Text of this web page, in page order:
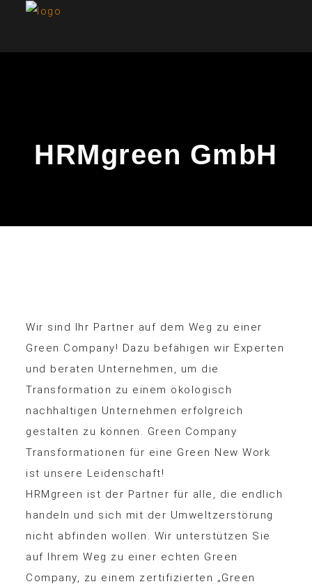
HRMgreen GmbH
Wir sind Ihr Partner auf dem Weg zu einer
Green Company! Dazu befähigen wir Experten
und beraten Unternehmen, um die
Transformation zu einem ökologisch
nachhaltigen Unternehmen erfolgreich
gestalten zu können. Green Company
Transformationen für eine Green New Work
ist unsere Leidenschaft!
HRMgreen ist der Partner für alle, die endlich
handeln und sich mit der Umweltzerstörung
nicht abfinden wollen. Wir unterstützen Sie
auf Ihrem Weg zu einer echten Green
Company, zu einem zertifizierten „Green